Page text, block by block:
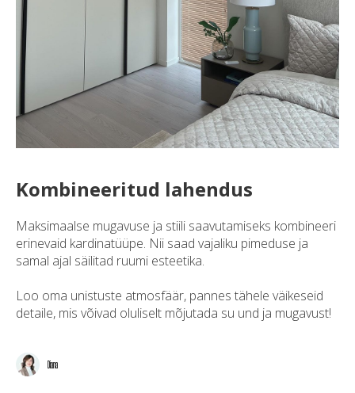
Kombineeritud lahendus
Maksimaalse mugavuse ja stiili saavutamiseks kombineeri
erinevaid kardinatüüpe. Nii saad vajaliku pimeduse ja
samal ajal säilitad ruumi esteetika.
Loo oma unistuste atmosfäär, pannes tähele väikeseid
detaile, mis võivad oluliselt mõjutada su und ja mugavust!
Diana